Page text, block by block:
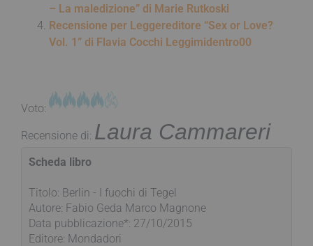
– La maledizione” di Marie Rutkoski
Recensione per Leggereditore “Sex or Love?
Vol. 1” di Flavia Cocchi Leggimidentro00
Voto:
Recensione di: Laura Cammareri
Scheda libro
Titolo: Berlin - I fuochi di Tegel
Autore: Fabio Geda Marco Magnone
Data pubblicazione*: 27/10/2015
Editore: Mondadori